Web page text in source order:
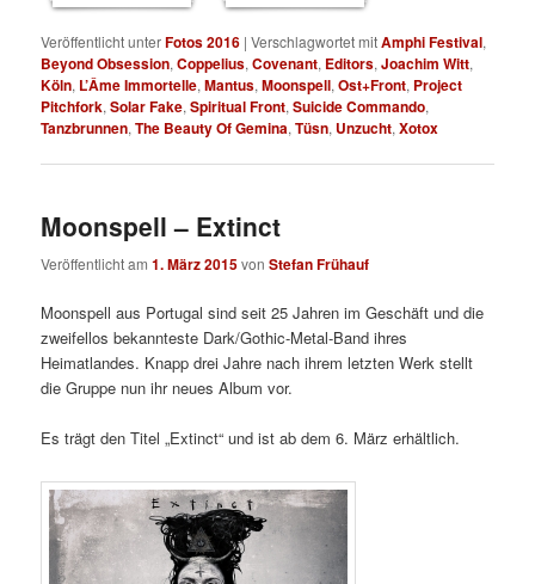
Veröffentlicht unterFotos 2016 |Verschlagwortet mitAmphi Festival,
Beyond Obsession,Coppelius,Covenant, Editors,Joachim Witt,
Köln, L’Âme Immortelle,Mantus,Moonspell,Ost+Front, Project
Pitchfork,Solar Fake,Spiritual Front,Suicide Commando,
Tanzbrunnen,The Beauty Of Gemina,Tüsn, Unzucht,Xotox
Moonspell – Extinct
Veröffentlicht am1. März 2015vonStefan Frühauf
Moonspell aus Portugal sind seit 25 Jahren im Geschäft und die
zweifellos bekannteste Dark/Gothic-Metal-Band ihres
Heimatlandes. Knapp drei Jahre nach ihrem letzten Werk stellt
die Gruppe nun ihr neues Album vor.
Es trägt den Titel „Extinct“ und ist ab dem 6. März erhältlich.